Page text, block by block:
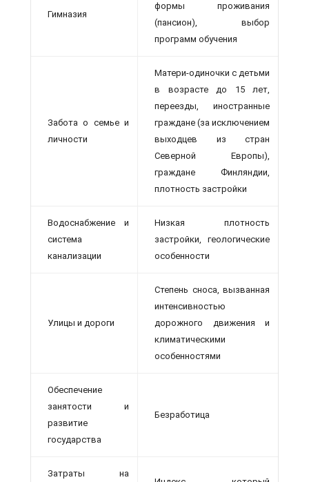
Гимназия
формы проживания
(пансион), выбор
программ обучения
Забота о семье и
личности
Матери-одиночки с детьми
в возрасте до 15 лет,
переезды, иностранные
граждане (за исключением
выходцев из стран
Северной Европы),
граждане Финляндии,
плотность застройки
Водоснабжение и
система
канализации
Низкая плотность
застройки, геологические
особенности
Улицы и дороги
Степень сноса, вызванная
интенсивностью
дорожного движения и
климатическими
особенностями
Обеспечение
занятости и
развитие
государства
Безработица
Затраты на